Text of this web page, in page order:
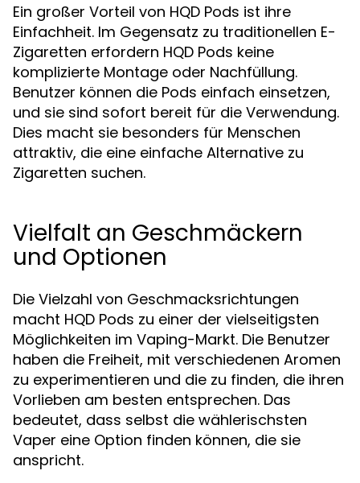
Ein großer Vorteil von HQD Pods ist ihre
Einfachheit. Im Gegensatz zu traditionellen E-
Zigaretten erfordern HQD Pods keine
komplizierte Montage oder Nachfüllung.
Benutzer können die Pods einfach einsetzen,
und sie sind sofort bereit für die Verwendung.
Dies macht sie besonders für Menschen
attraktiv, die eine einfache Alternative zu
Zigaretten suchen.
Vielfalt an Geschmäckern
und Optionen
Die Vielzahl von Geschmacksrichtungen
macht HQD Pods zu einer der vielseitigsten
Möglichkeiten im Vaping-Markt. Die Benutzer
haben die Freiheit, mit verschiedenen Aromen
zu experimentieren und die zu finden, die ihren
Vorlieben am besten entsprechen. Das
bedeutet, dass selbst die wählerischsten
Vaper eine Option finden können, die sie
anspricht.